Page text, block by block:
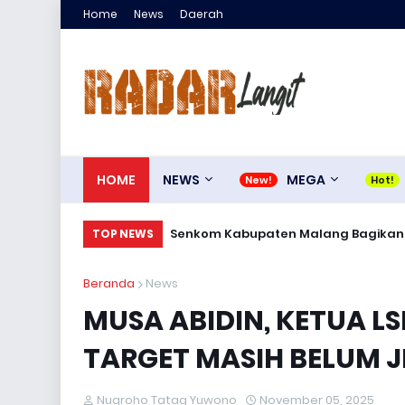
Home News Daerah
HOME NEWS MEGA
TOP NEWS Senkom Kabupaten Malang
Beranda News
MUSA ABIDIN, KETUA
TARGET MASIH BELUM
Nugroho Tatag Yuwono November 05, 2025